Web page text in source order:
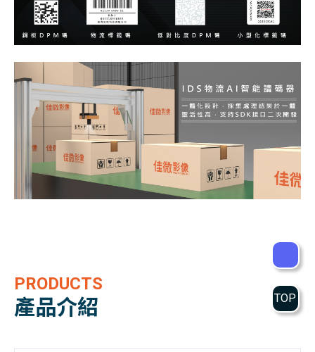
PRODUCTS
產品介紹 TOP